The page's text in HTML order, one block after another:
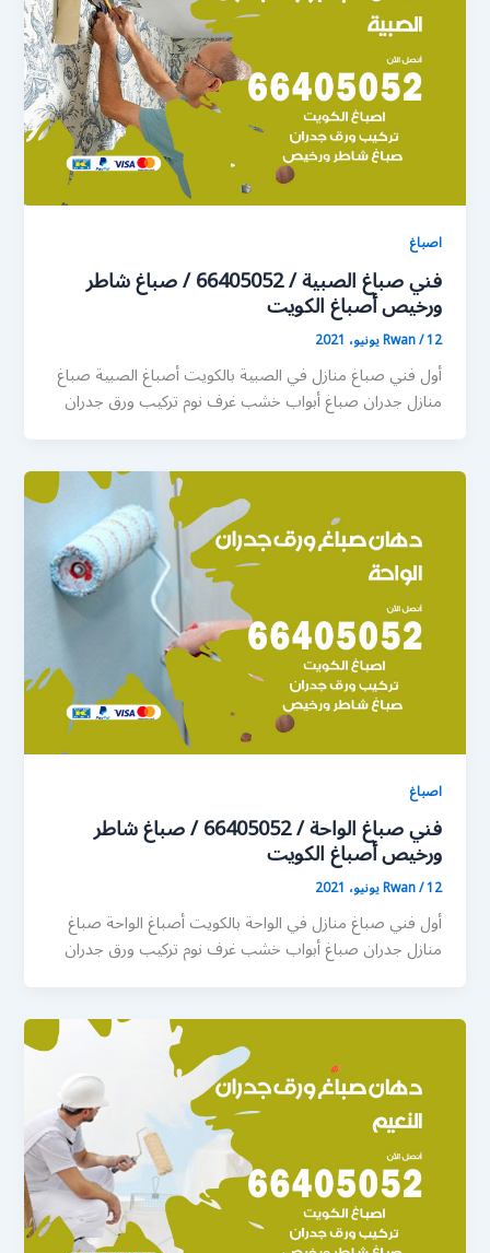
اصباغ
فني صباغ الصبية / 66405052 / صباغ شاطر
ورخيص أصباغ الكويت
Rwan/12 يونيو، 2021
أول فني صباغ منازل في الصبية بالكويت أصباغ الصبية صباغ
منازل جدران صباغ أبواب خشب غرف نوم تركيب ورق جدران
اصباغ
فني صباغ الواحة / 66405052 / صباغ شاطر
ورخيص أصباغ الكويت
Rwan/12 يونيو، 2021
أول فني صباغ منازل في الواحة بالكويت أصباغ الواحة صباغ
منازل جدران صباغ أبواب خشب غرف نوم تركيب ورق جدران